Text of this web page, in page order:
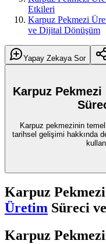
Etkileri
Karpuz Pekmezi
ve Dijital Dönüşüm
Yapay Zekaya Sor
Karpuz
Karpuz pekmezinin
tarihsel gelişimi hakkında
Karpuz
Üretim Süreci
Karpuz